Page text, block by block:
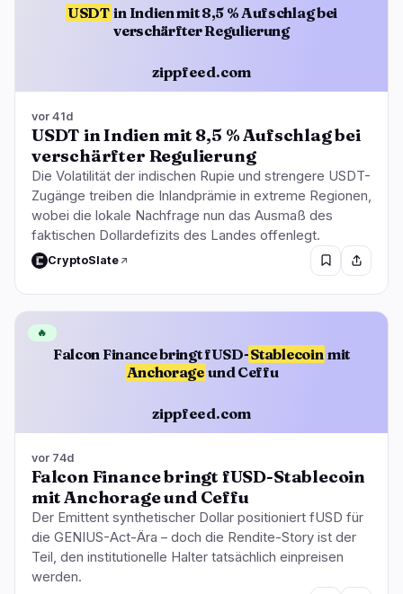
USDT in Indien mit 8,5 % Aufschlag bei
verschärfter Regulierung
zippfeed.com
vor 41d
USDT in Indien mit 8,5 % Aufschlag bei
verschärfter Regulierung
Die Volatilität der indischen Rupie und strengere USDT-
Zugänge treiben die Inlandprämie in extreme Regionen,
wobei die lokale Nachfrage nun das Ausmaß des
faktischen Dollardefizits des Landes offenlegt.
CryptoSlate
Falcon Finance bringt fUSD-Stablecoin mit
Anchorage und Ceffu
zippfeed.com
🔥
vor 74d
Falcon Finance bringt fUSD-Stablecoin
mit Anchorage und Ceffu
Der Emittent synthetischer Dollar positioniert fUSD für
die GENIUS-Act-Ära – doch die Rendite-Story ist der
Teil, den institutionelle Halter tatsächlich einpreisen
werden.